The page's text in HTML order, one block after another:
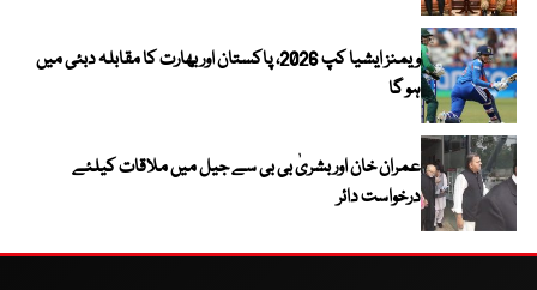
ویمنز ایشیا کپ 2026، پاکستان اور بھارت کا مقابلہ دبئی میں
ہو گا
عمران خان اور بشریٰ بی بی سے جیل میں ملاقات کیلئے
درخواست دائر